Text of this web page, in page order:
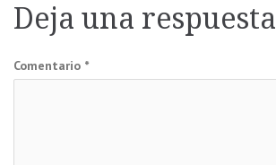
entradas
Deja una respuesta
Comentario *